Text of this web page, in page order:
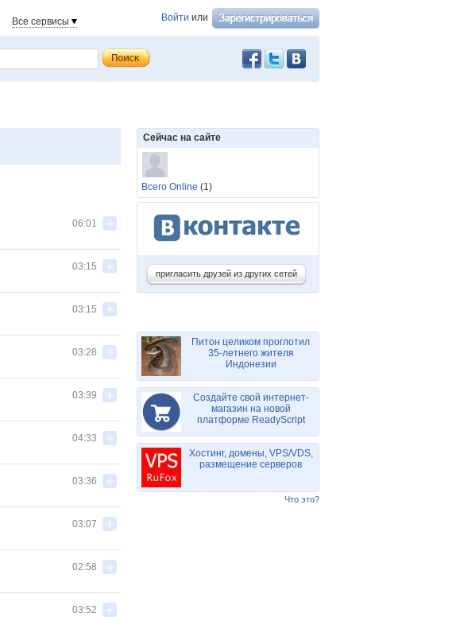
Войти или
Все сервисы
06:01
03:15
03:15
03:28
03:39
04:33
03:36
03:07
02:58
03:52
Сейчас на сайте
Всего Online (1)
пригласить друзей из других сетей
Питон целиком проглотил
35-летнего жителя
Индонезии
Создайте свой интернет-
магазин на новой
платформе ReadyScript
Хостинг, домены, VPS/VDS,
размещение серверов
Что это?